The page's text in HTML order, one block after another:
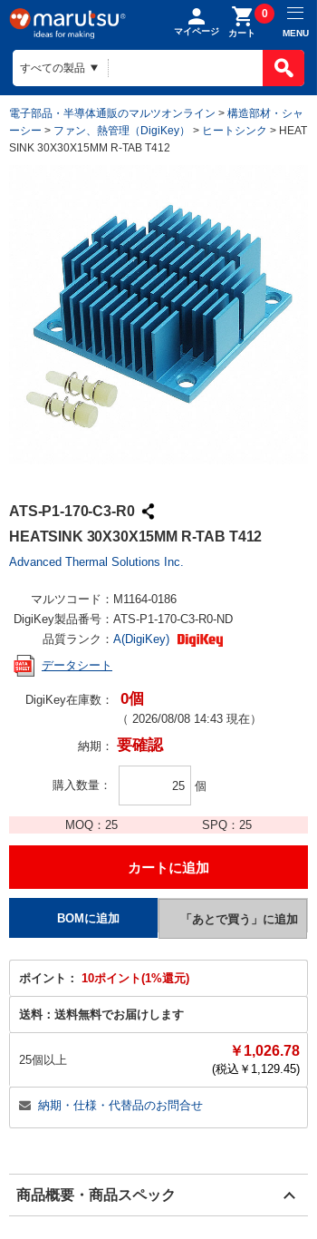
マイページ カート
0
MENU
電子部品・半導体通販のマルツオンライン > 構造部材・シャ
ーシー > ファン、熱管理（DigiKey） > ヒートシンク > HEAT
SINK 30X30X15MM R-TAB T412
ATS-P1-170-C3-R0
HEATSINK 30X30X15MM R-TAB T412
Advanced Thermal Solutions Inc.
マルツコード： M1164-0186
DigiKey製品番号： ATS-P1-170-C3-R0-ND
品質ランク： A(DigiKey)
データシート
DigiKey在庫数： 0個
（ 2026/08/08 14:43 現在）
納期： 要確認
購入数量 個
MOQ： 25 SPQ：25
ポイント： 10ポイント(1%還元)
送料： 送料無料でお届けします
25個以上
￥1,026.78
(税込￥ 1,129.45)
納期・仕様・代替品のお問合せ
商品概要・商品スペック